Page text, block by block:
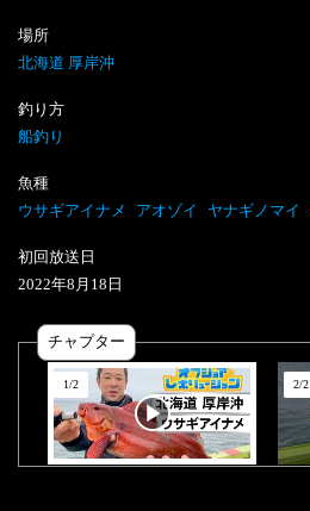
場所
北海道 厚岸沖
釣り方
船釣り
魚種
ウサギアイナメ
アオゾイ ヤナギノマイ
初回放送日
2022年8 月 18 日
チャプター
1/2 2/2